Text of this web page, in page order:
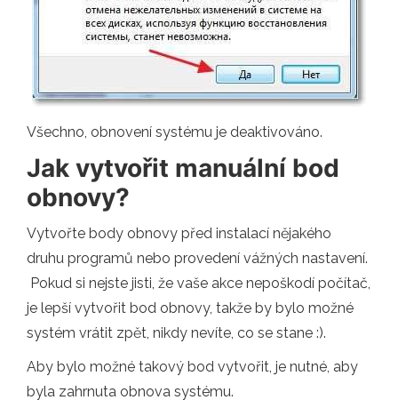
Všechno, obnovení systému je deaktivováno.
Jak vytvořit manuální bod
obnovy?
Vytvořte body obnovy před instalací nějakého
druhu programů nebo provedení vážných nastavení.
Pokud si nejste jisti, že vaše akce nepoškodí počítač,
je lepší vytvořit bod obnovy, takže by bylo možné
systém vrátit zpět, nikdy nevíte, co se stane :).
Aby bylo možné takový bod vytvořit, je nutné, aby
byla zahrnuta obnova systému.